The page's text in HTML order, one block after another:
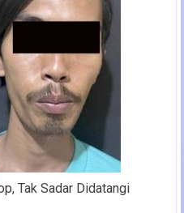
Tak Sadar Didatangi